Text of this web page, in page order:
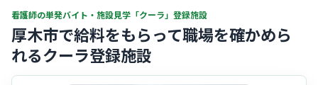
看護師の単発バイト・施設見学「クーラ」登録施設
厚木市で給料をもらって職場を確かめら
れるクーラ登録施設